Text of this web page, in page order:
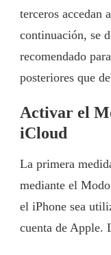
terceros accedan
continuación, se
recomendado
posteriores que
Activar el
iCloud
La primera
mediante el
el iPhone sea
cuenta de Apple.